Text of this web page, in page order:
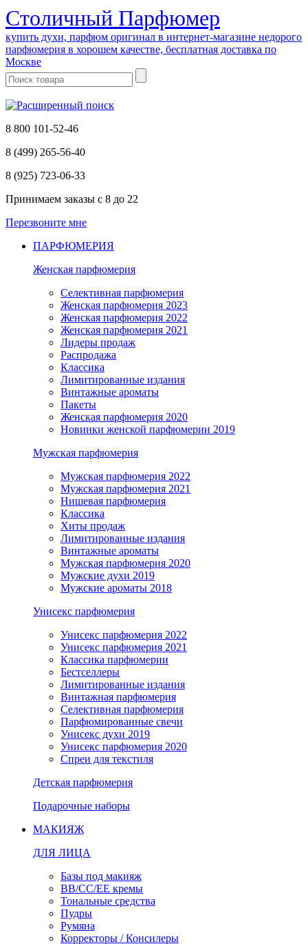
Cтоличный Парфюмер
купить духи, парфюм оригинал в интернет-магазине недорого
парфюмерия в хорошем качестве, бесплатная доставка по
Москве
8 800 101-52-46
8 (499) 265-56-40
8 (925) 723-06-33
Принимаем заказы с 8 до 22
Перезвоните мне
ПАРФЮМЕРИЯ
Женская парфюмерия
Селективная парфюмерия
Женская парфюмерия 2023
Женская парфюмерия 2022
Женская парфюмерия 2021
Лидеры продаж
Распродажа
Классика
Лимитированные издания
Винтажные ароматы
Пакеты
Женская парфюмерия 2020
Новинки женской парфюмерии 2019
Мужская парфюмерия
Мужская парфюмерия 2022
Мужская парфюмерия 2021
Нишевая парфюмерия
Классика
Хиты продаж
Лимитированные издания
Винтажные ароматы
Мужская парфюмерия 2020
Мужские духи 2019
Мужские ароматы 2018
Унисекс парфюмерия
Унисекс парфюмерия 2022
Унисекс парфюмерия 2021
Классика парфюмерии
Бестселлеры
Лимитированные издания
Винтажная парфюмерия
Селективная парфюмерия
Парфюмированные свечи
Унисекс духи 2019
Унисекс парфюмерия 2020
Спреи для текстиля
Детская парфюмерия
Подарочные наборы
МАКИЯЖ
ДЛЯ ЛИЦА
Базы под макияж
BB/CC/EE кремы
Тональные средства
Пудры
Румяна
Корректоры / Консилеры